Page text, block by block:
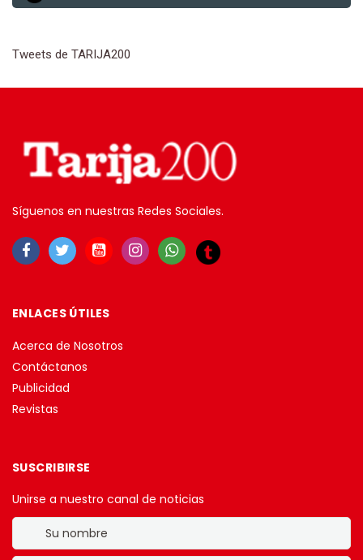
Tweets de TARIJA200
Síguenos en nuestras Redes Sociales.
ENLACES ÚTILES
Acerca de Nosotros
Contáctanos
Publicidad
Revistas
SUSCRIBIRSE
Unirse a nuestro canal de noticias